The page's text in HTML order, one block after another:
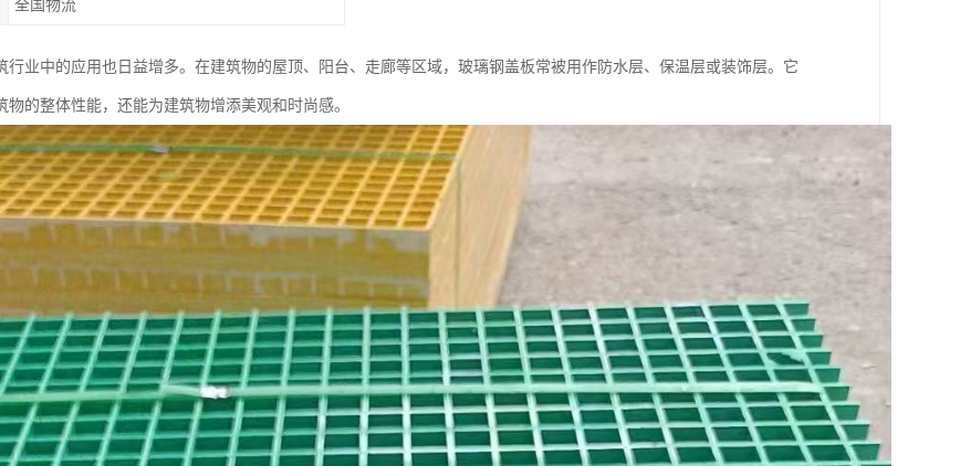
全国物流
行业中的应用也日益增多。在建筑物的屋顶、阳台、走廊等区域，玻璃钢盖板常被用作防水层、保温层或装饰层。它
物的整体性能，还能为建筑物增添美观和时尚感。